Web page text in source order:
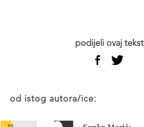
podijeli ovaj tekst
od istog autora/ice: